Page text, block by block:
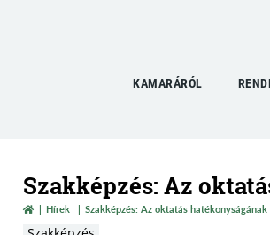
KAMARÁRÓL
Szakképzés: Az
Hírek Szakképzés: Az oktatás hatékonyságának